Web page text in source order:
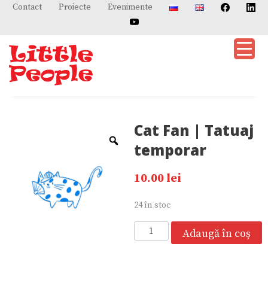
SkipContact Proiecte Evenimente
Cat Fan | Tatuaj
temporar
10.00 lei
24 în stoc
Cantitate
Cat
Adaugă în coș